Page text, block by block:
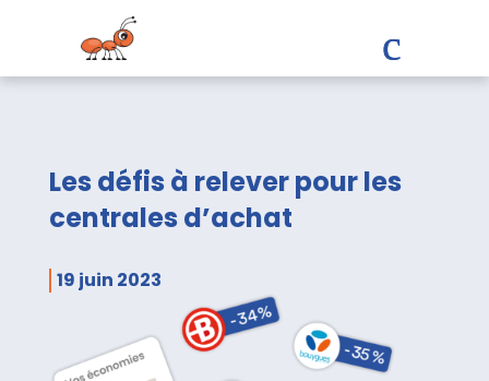
Les défis à relever pour les
centrales d’achat
19 juin 2023